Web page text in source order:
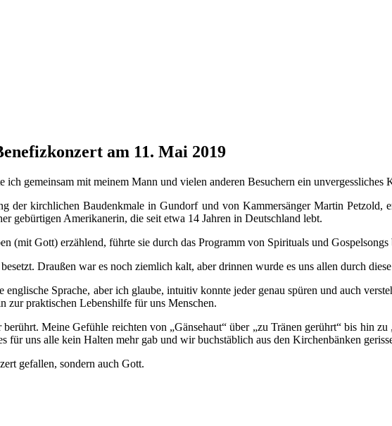
am 11. Mai 2019
ich gemeinsam mit meinem Mann und vielen anderen Besuchern ein
der kirchlichen Baudenkmale in Gundorf und von Kammersänger Martin
gebürtigen Amerikanerin, die seit etwa 14 Jahren in Deutschland lebt.
(mit Gott) erzählend, führte sie durch das Programm von Spirituals und
Draußen war es noch ziemlich kalt, aber drinnen wurde es uns allen durch
englische Sprache, aber ich glaube, intuitiv konnte jeder genau spüren und auch
zur praktischen Lebenshilfe für uns Menschen.
Meine Gefühle reichten von „Gänsehaut“ über „zu Tränen gerührt“ bis hin
für uns alle kein Halten mehr gab und wir buchstäblich aus den Kirchenbänken
gefallen, sondern auch Gott.